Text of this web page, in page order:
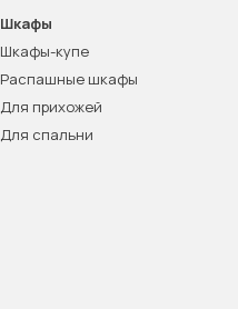
Шкафы
Шкафы-купе
Распашные шкафы
Для прихожей
Для спальни